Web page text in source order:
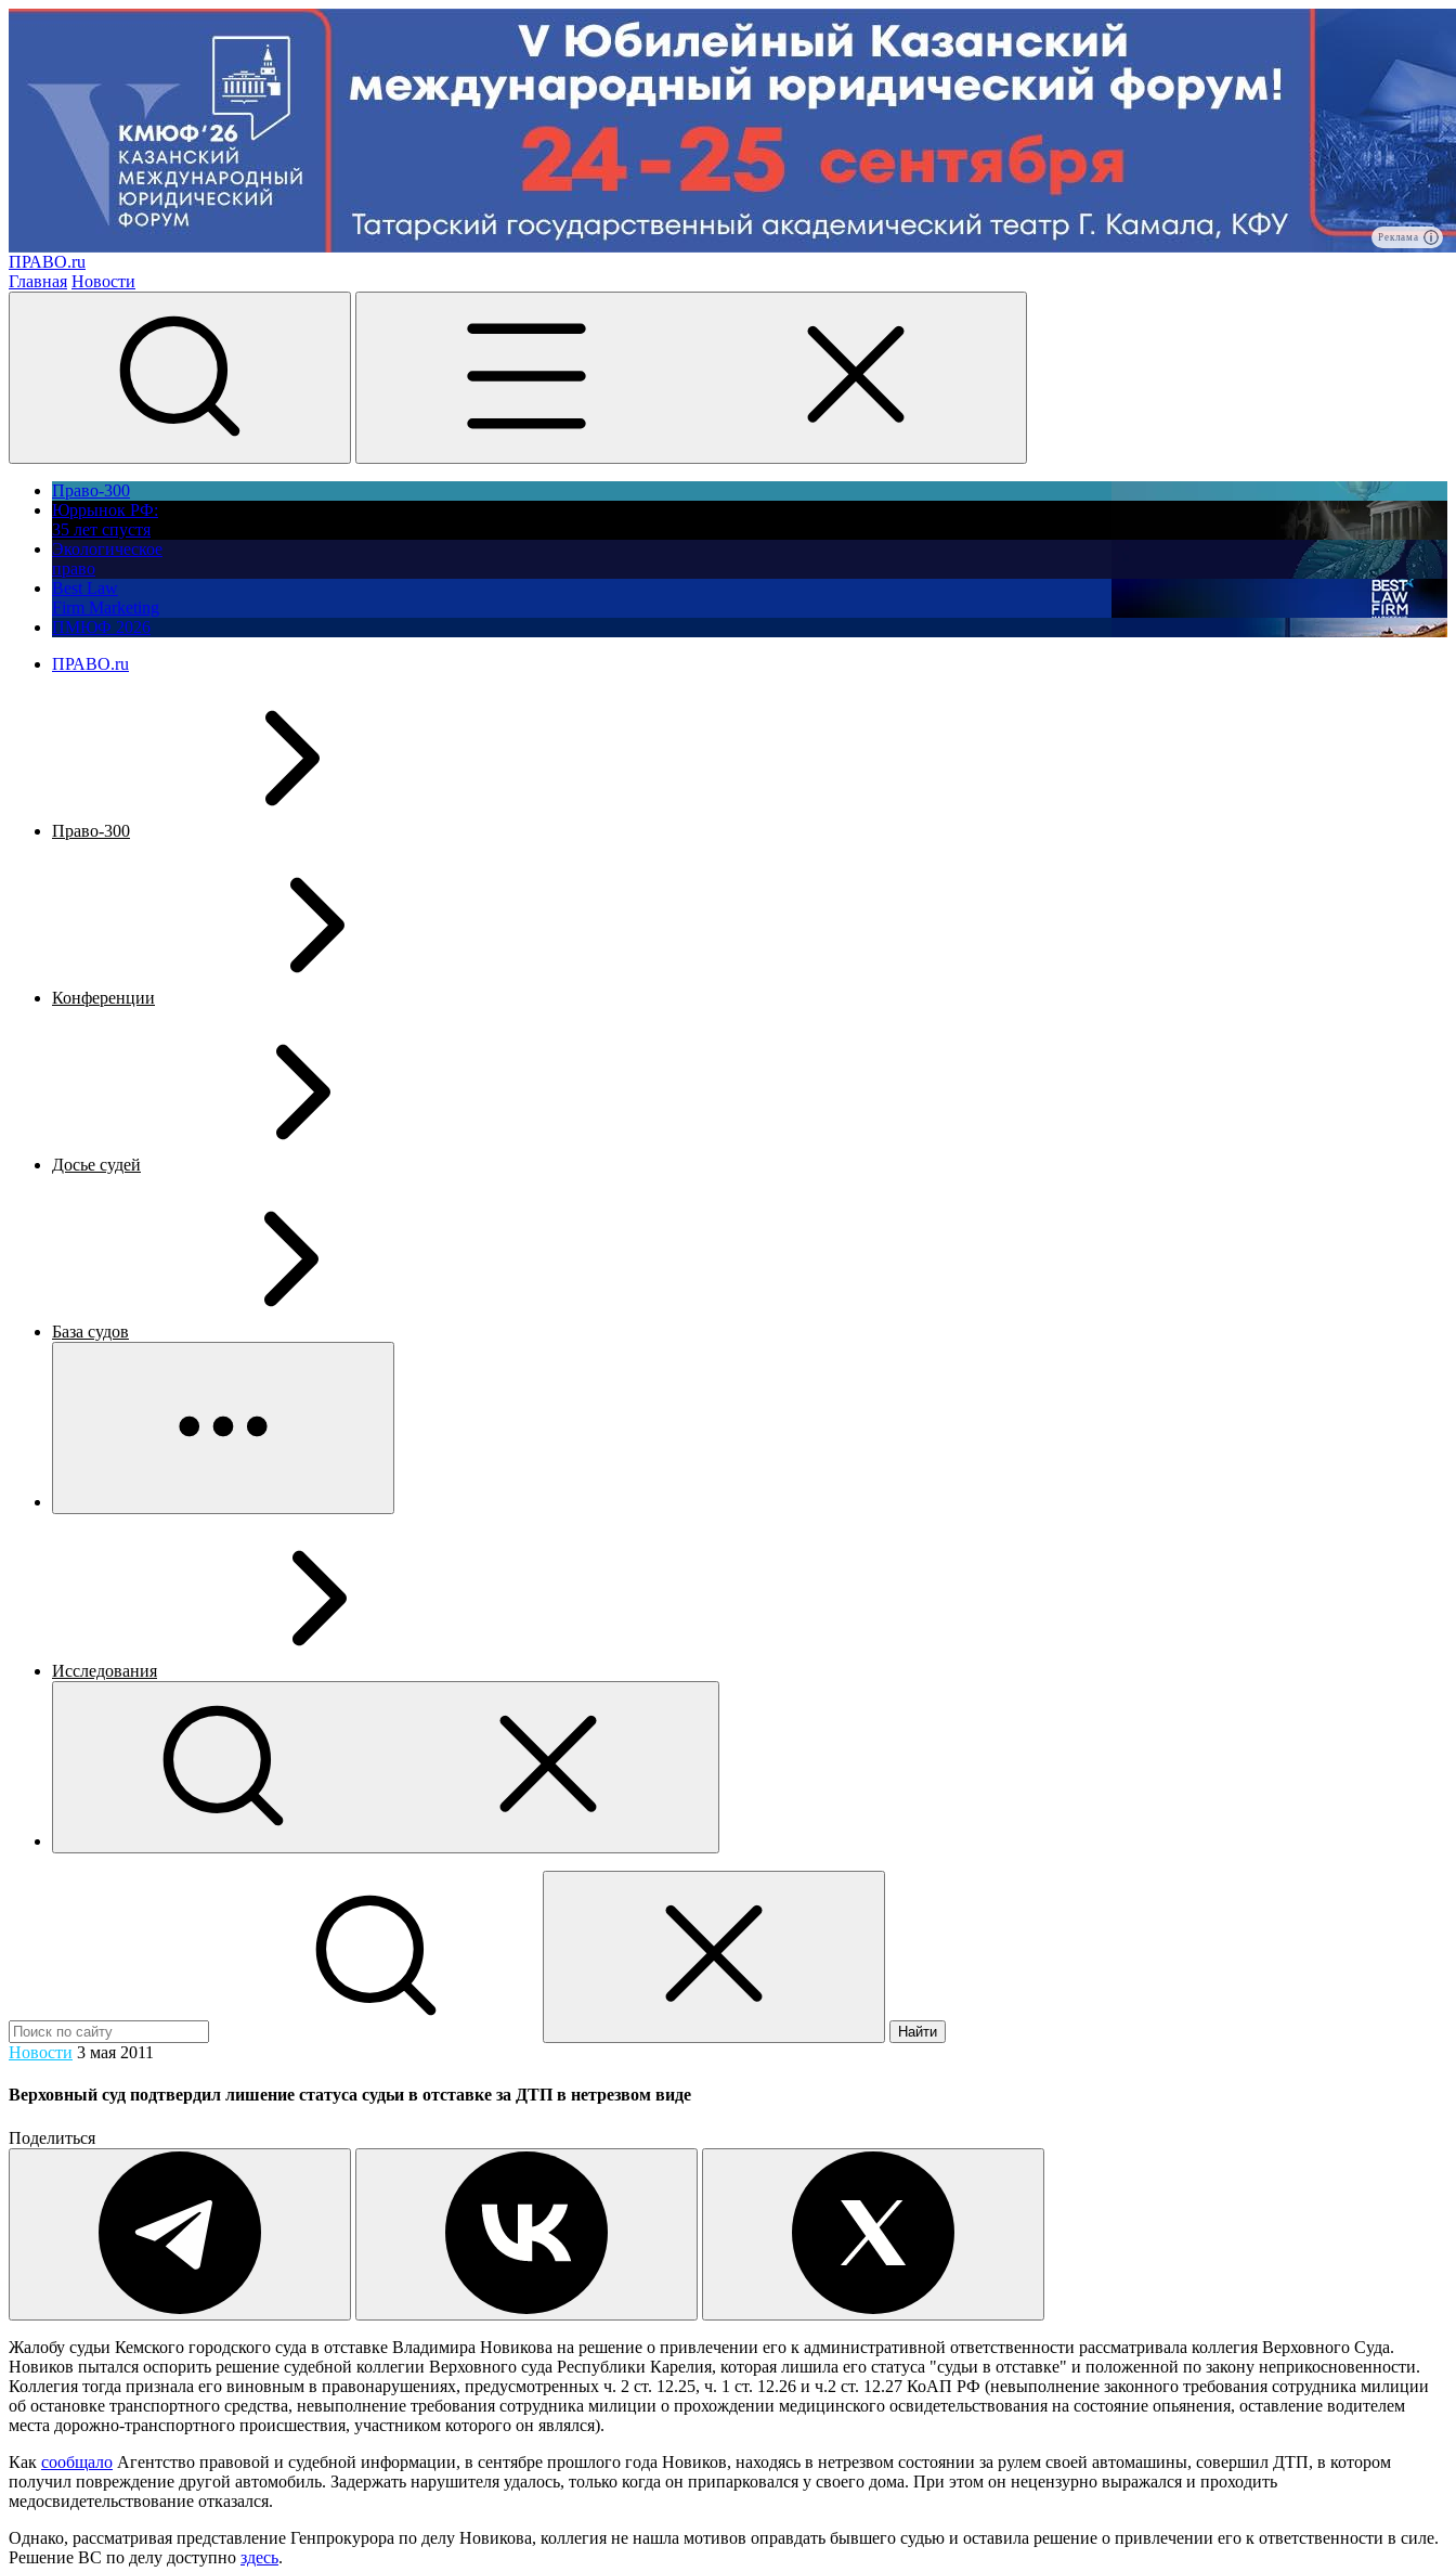
Реклама
ПРАВО.ru
Главная Новости
Право-300
Юррынок РФ:
35 лет спустя
Экологическое
право
Best Law
Firm Marketing
ПМЮФ 2026
ПРАВО.ru
Право-300
Конференции
Досье судей
База судов
Исследования
Найти
Новости 3 мая 2011
Верховный суд подтвердил лишение статуса судьи в отставке за ДТП в нетрезвом виде
Поделиться
Жалобу судьи Кемского городского суда в отставке Владимира Новикова на решение о привлечении его к административной ответственности рассматривала коллегия Верховного Суда.
Новиков пытался оспорить решение судебной коллегии Верховного суда Республики Карелия, которая лишила его статуса "судьи в отставке" и положенной по закону неприкосновенности.
Коллегия тогда признала его виновным в правонарушениях, предусмотренных ч. 2 ст. 12.25, ч. 1 ст. 12.26 и ч.2 ст. 12.27 КоАП РФ (невыполнение законного требования сотрудника милиции
об остановке транспортного средства, невыполнение требования сотрудника милиции о прохождении медицинского освидетельствования на состояние опьянения, оставление водителем
места дорожно-транспортного происшествия, участником которого он являлся).
Как сообщало Агентство правовой и судебной информации, в сентябре прошлого года Новиков, находясь в нетрезвом состоянии за рулем своей автомашины, совершил ДТП, в котором
получил повреждение другой автомобиль. Задержать нарушителя удалось, только когда он припарковался у своего дома. При этом он нецензурно выражался и проходить
медосвидетельствование отказался.
Однако, рассматривая представление Генпрокурора по делу Новикова, коллегия не нашла мотивов оправдать бывшего судью и оставила решение о привлечении его к ответственности в силе.
Решение ВС по делу доступно здесь.